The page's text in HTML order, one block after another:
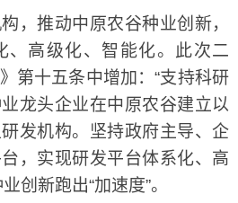
推动中原农谷种业创新，
、高级化、智能化。此次二
第十五条中增加：“支持科研
龙头企业在中原农谷建立以
发机构。坚持政府主导、企
，实现研发平台体系化、高
创新跑出“加速度”。